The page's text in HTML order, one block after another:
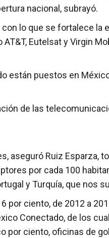
nacional, subrayó.
lo que se fortalece
Eutelsat y Virgin
están puestos en
de las
aseguró Ruiz Esparza,
por cada 100
y Turquía, que nos
ciento, de 2012 a
Conectado, de los
por ciento, oficinas de